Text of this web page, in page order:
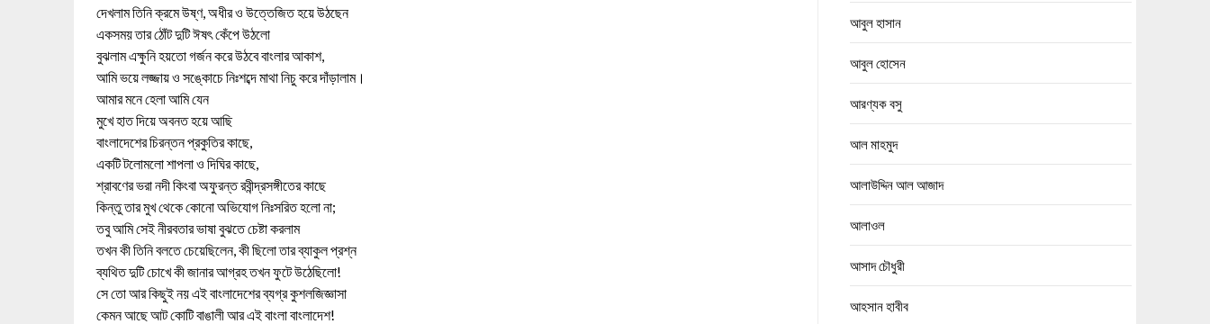
দেখলাম তিনি ক্রমে উষ্ণ, অধীর ও উত্তেজিত হয়ে উঠছেন
একসময় তার ঠোঁট দুটি ঈষৎ কেঁপে উঠলো
বুঝলাম এক্ষুনি হয়তো গর্জন করে উঠবে বাংলার আকাশ,
আমি ভয়ে লজ্জায় ও সঙ্কোচে নিঃশব্দে মাথা নিচু করে দাঁড়ালাম।
আমার মনে হেলা আমি যেন
মুখে হাত দিয়ে অবনত হয়ে আছি
বাংলাদেশের চিরন্তন প্রকুতির কাছে,
একটি টলোমলো শাপলা ও দিঘির কাছে,
শ্রাবণের ভরা নদী কিংবা অফুরন্ত রবীন্দ্রসঙ্গীতের কাছে
কিন্তু তার মুখ থেকে কোনো অভিযোগ নিঃসরিত হলো না;
তবু আমি সেই নীরবতার ভাষা বুঝতে চেষ্টা করলাম
তখন কী তিনি বলতে চেয়েছিলেন, কী ছিলো তার ব্যাকুল প্রশ্ন
ব্যথিত দুটি চোখে কী জানার আগ্রহ তখন ফুটে উঠেছিলো!
সে তো আর কিছুই নয় এই বাংলাদেশের ব্যগ্র কুশলজিজ্ঞাসা
কেমন আছে আট কোটি বাঙালী আর এই বাংলা বাংলাদেশ!
আবুল হাসান
আবুল হোসেন
আরণ্যক বসু
আল মাহমুদ
আলাউদ্দিন আল আজাদ
আলাওল
আসাদ চৌধুরী
আহসান হাবীব